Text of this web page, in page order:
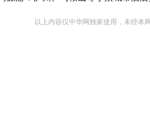
以上内容仅中华网独家使用，未经本